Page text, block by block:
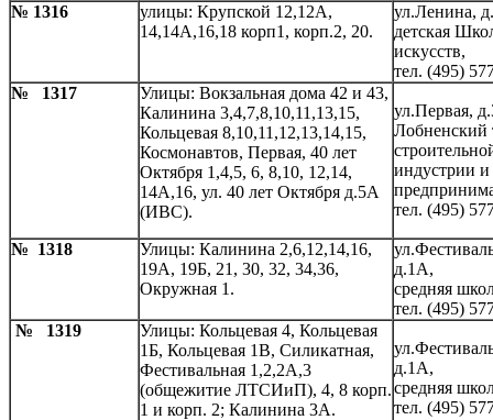
№ 1316
улицы: Крупской 12,12А,
14,14А,16,18 корп1, корп.2, 20.
ул.Ленина,
детская
искусств,
тел. (495)
№ 1317
Улицы: Вокзальная дома 42 и 43,
Калинина 3,4,7,8,10,11,13,15,
Кольцевая 8,10,11,12,13,14,15,
Космонавтов, Первая, 40 лет
Октября 1,4,5, 6, 8,10, 12,14,
14А,16, ул. 40 лет Октября д.5А
(ИВС).
ул.Первая,
Лобненский
индустрии и
тел. (495)
№ 1318
Улицы: Калинина 2,6,12,14,16,
19А, 19Б, 21, 30, 32, 34,36,
Окружная 1.
д.1А,
средняя
тел. (495)
№ 1319
Улицы: Кольцевая 4, Кольцевая
1Б, Кольцевая 1В, Силикатная,
Фестивальная 1,2,2А,3
(общежитие ЛТСИиП), 4, 8 корп.
1 и корп. 2; Калинина 3А.
д.1А,
средняя
тел. (495)